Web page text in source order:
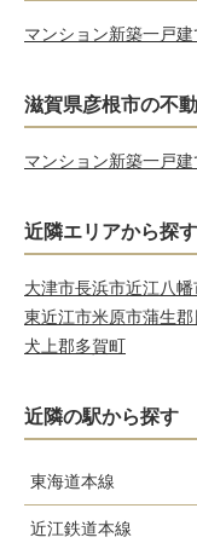
マンション新築一戸建
滋賀県彦根市の不
マンション新築一戸建
近隣エリアから探す
大津市長浜市近江八幡
東近江市米原市蒲生
犬上郡多賀町
近隣の駅から探す
東海道本線
彦根駅
近江鉄道本線